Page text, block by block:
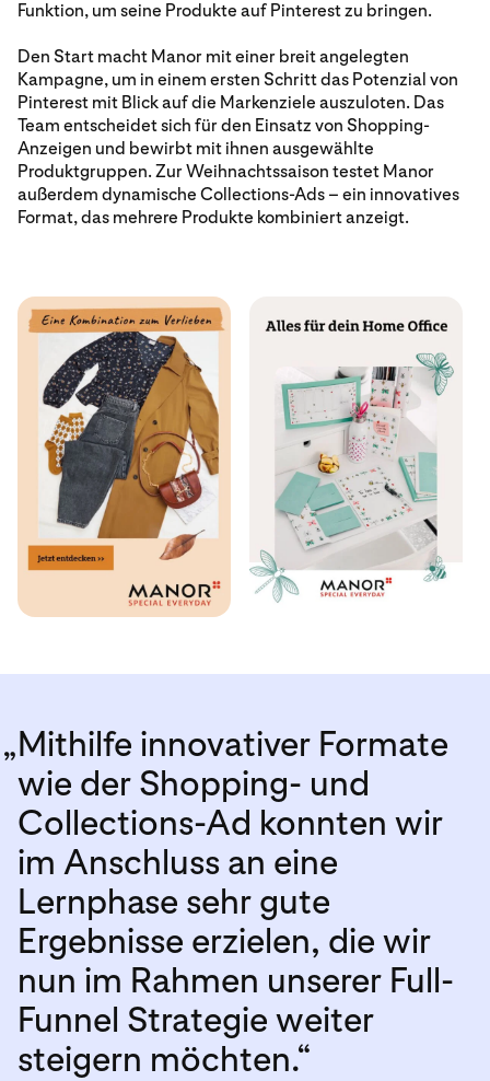
Funktion, um seine Produkte auf Pinterest zu bringen.
Den Start macht Manor mit einer breit angelegten
Kampagne, um in einem ersten Schritt das Potenzial von
Pinterest mit Blick auf die Markenziele auszuloten. Das
Team entscheidet sich für den Einsatz von Shopping-
Anzeigen und bewirbt mit ihnen ausgewählte
Produktgruppen. Zur Weihnachtssaison testet Manor
außerdem dynamische Collections-Ads – ein innovatives
Format, das mehrere Produkte kombiniert anzeigt.
„Mithilfe innovativer Formate
wie der Shopping- und
Collections-Ad konnten wir
im Anschluss an eine
Lernphase sehr gute
Ergebnisse erzielen, die wir
nun im Rahmen unserer Full-
Funnel Strategie weiter
steigern möchten.“